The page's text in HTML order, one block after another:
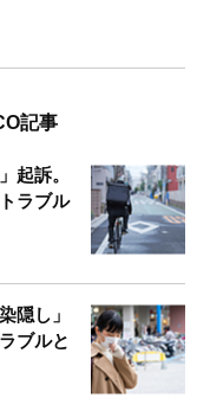
記事
起訴。
ラブル
隠し」
ブルと